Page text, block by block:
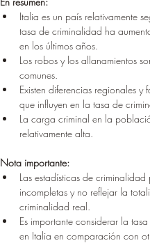
Italia es un país relativamente
tasa de criminalidad ha
en los últimos años.
Los robos y los allanamientos
comunes.
Existen diferencias regionales y
que influyen en la tasa de
La carga criminal en la
relativamente alta.
Nota importante:
Las estadísticas de criminalidad
incompletas y no reflejar la
criminalidad real.
Es importante considerar la
en Italia en comparación con